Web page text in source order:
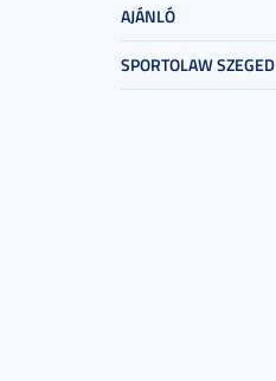
AJÁNLÓ
SPORTOLAW SZEGED